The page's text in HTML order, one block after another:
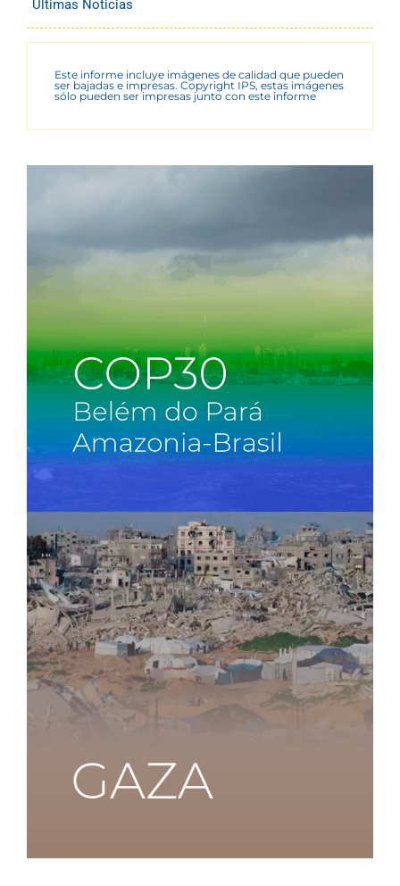
Últimas Noticias
Este informe incluye imágenes de calidad que pueden
ser bajadas e impresas. Copyright IPS, estas imágenes
sólo pueden ser impresas junto con este informe